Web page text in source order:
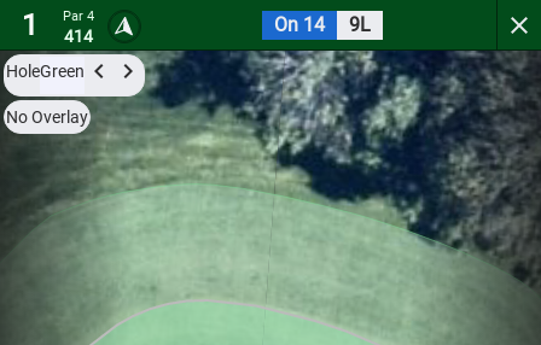
Belmont Golf Club
Try it now for free with a preview of the first 3 holes.
414
0C
1 Par 4
414 On 14 9L
HoleGreen
No Overlay